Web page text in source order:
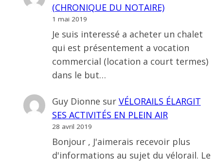
(CHRONIQUE DU NOTAIRE)
1 mai 2019
Je suis interessé a acheter un chalet
qui est présentement a vocation
commercial (location a court termes)
dans le but…
Guy Dionne sur VÉLORAILS ÉLARGIT
SES ACTIVITÉS EN PLEIN AIR
28 avril 2019
Bonjour , J'aimerais recevoir plus
d'informations au sujet du vélorail. Le